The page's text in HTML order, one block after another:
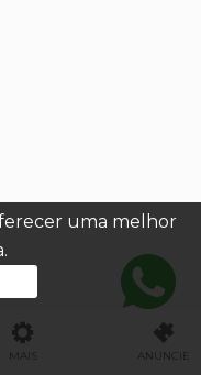
uma melhor
MAIS ANUNCIE